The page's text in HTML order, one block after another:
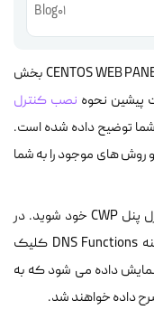
Blog01
در این مقاله نحوه کانفیگ DNS سرویس در CENTOS WEB PANEL بخش
پیشین نحوه نصب کنترل
توضیح داده شده است.
در این سری مقاله نحوه کانفیگ سرویس DNS و روش های موجود را به شما
برای این مورد لازم است با یوزر root وارد کنترل پنل CWP خود شوید. در
صفحه باز شده در نوار سمت چپ بر روی گزینه DNS Functions کلیک
داده می شود که به
داده خواهند شد.